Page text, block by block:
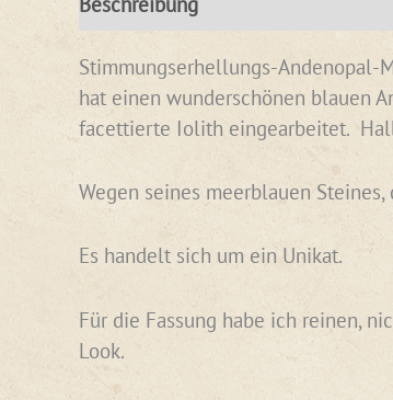
Stimmungserhellungs-Andenopal-
hat einen wunderschönen blauen
facettierte Iolith eingearbeitet.
Wegen seines meerblauen
Es handelt sich um ein Unikat.
Für die Fassung habe ich reinen,
Look.